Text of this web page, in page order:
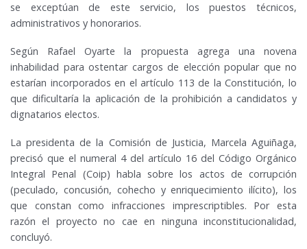
se exceptúan de este servicio, los puestos técnicos,
administrativos y honorarios.
Según Rafael Oyarte la propuesta agrega una novena
inhabilidad para ostentar cargos de elección popular que no
estarían incorporados en el artículo 113 de la Constitución, lo
que dificultaría la aplicación de la prohibición a candidatos y
dignatarios electos.
La presidenta de la Comisión de Justicia, Marcela Aguiñaga,
precisó que el numeral 4 del artículo 16 del Código Orgánico
Integral Penal (Coip) habla sobre los actos de corrupción
(peculado, concusión, cohecho y enriquecimiento ilícito), los
que constan como infracciones imprescriptibles. Por esta
razón el proyecto no cae en ninguna inconstitucionalidad,
concluyó.